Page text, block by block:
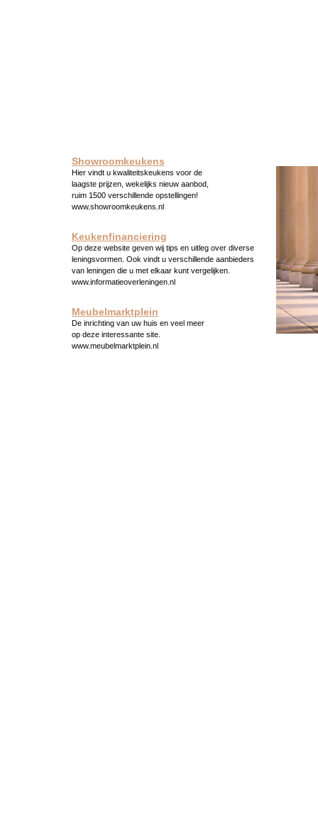
Showroomkeukens
Hier vindt u kwaliteitskeukens voor de
laagste prijzen, wekelijks nieuw aanbod,
ruim 1500 verschillende opstellingen!
www.showroomkeukens.nl
Keukenfinanciering
Op deze website geven wij tips en uitleg over diverse
leningsvormen. Ook vindt u verschillende aanbieders
van leningen die u met elkaar kunt vergelijken.
www.informatieoverleningen.nl
Meubelmarktplein
De inrichting van uw huis en veel meer
op deze interessante site.
www.meubelmarktplein.nl